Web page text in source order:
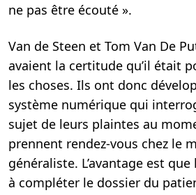
ne pas être écouté ».
Van de Steen et Tom Van De
avaient la certitude qu’il était
les choses. Ils ont donc
système numérique qui
sujet de leurs plaintes au
prennent rendez-vous chez le
généraliste. L’avantage est que
à compléter le dossier du